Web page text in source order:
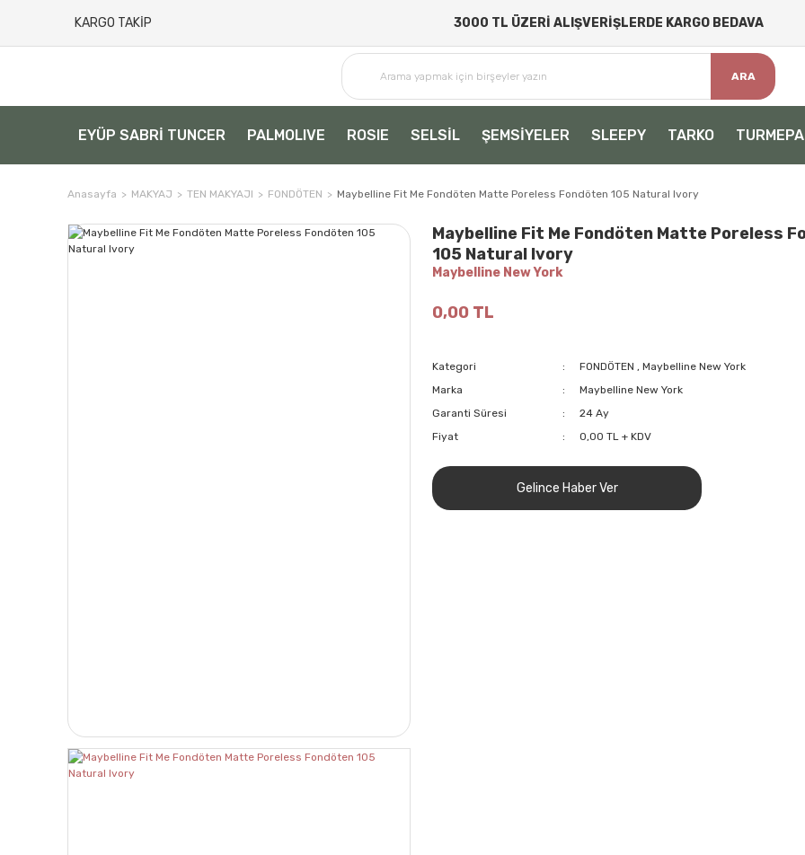
KARGO TAKİP 3000 TL ÜZERİ ALIŞVERİŞLERDE KARGO BEDAVA
ARA
EYÜP SABRİ TUNCER PALMOLIVE ROSIE SELSİL ŞEMSİYELER SLEEPY TARKO TURMEPA
Anasayfa MAKYAJ TEN MAKYAJI FONDÖTEN Maybelline Fit Me Fondöten Matte Poreless Fondöten 105 Natural Ivory
Maybelline Fit Me Fondöten Matte Poreless
105 Natural Ivory
Maybelline New York
0,00 TL
Kategori FONDÖTEN ,Maybelline New York
Marka
Maybelline New York
Garanti Süresi
24 Ay
Fiyat
0,00 TL + KDV
Gelince Haber Ver